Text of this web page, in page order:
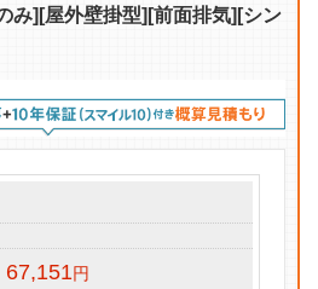
み][屋外壁掛型][前面排気][シン
67,151円